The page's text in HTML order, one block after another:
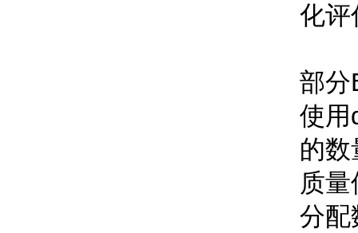
化评
部分
使用
的
质
分配